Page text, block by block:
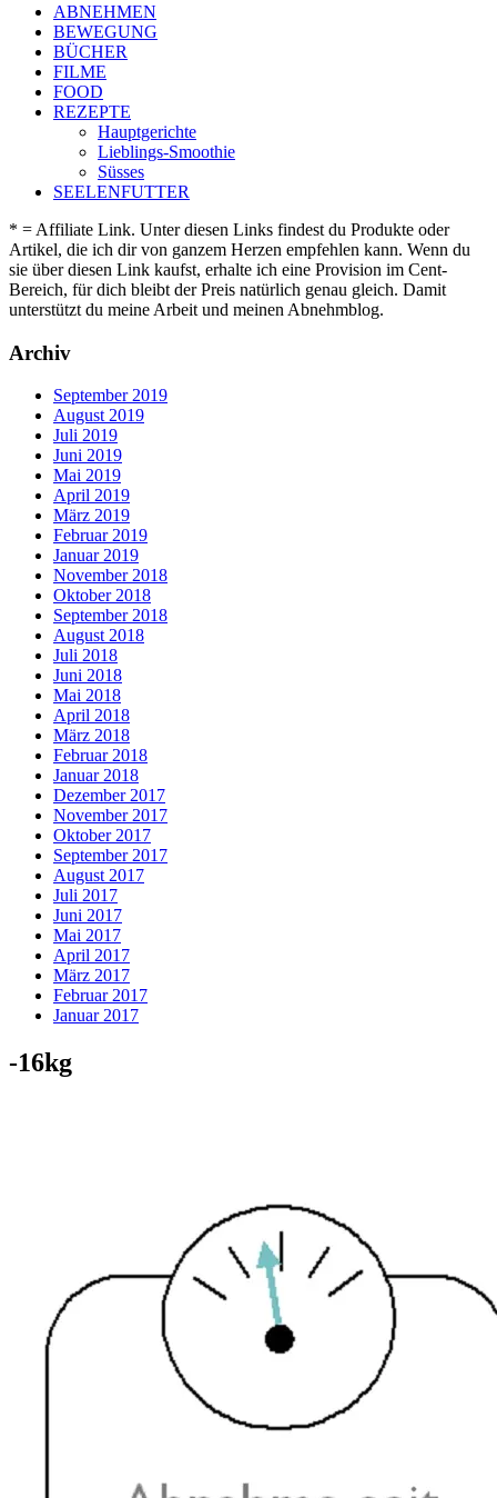
ABNEHMEN
BEWEGUNG
BÜCHER
FILME
FOOD
REZEPTE
Hauptgerichte
Lieblings-Smoothie
Süsses
SEELENFUTTER
* = Affiliate Link. Unter diesen Links findest du Produkte oder
Artikel, die ich dir von ganzem Herzen empfehlen kann. Wenn du
sie über diesen Link kaufst, erhalte ich eine Provision im Cent-
Bereich, für dich bleibt der Preis natürlich genau gleich. Damit
unterstützt du meine Arbeit und meinen Abnehmblog.
Archiv
September 2019
August 2019
Juli 2019
Juni 2019
Mai 2019
April 2019
März 2019
Februar 2019
Januar 2019
November 2018
Oktober 2018
September 2018
August 2018
Juli 2018
Juni 2018
Mai 2018
April 2018
März 2018
Februar 2018
Januar 2018
Dezember 2017
November 2017
Oktober 2017
September 2017
August 2017
Juli 2017
Juni 2017
Mai 2017
April 2017
März 2017
Februar 2017
Januar 2017
-16kg